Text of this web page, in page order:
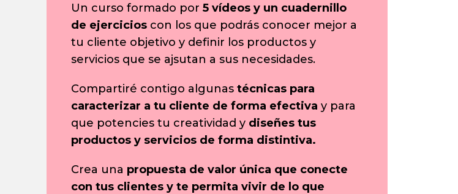
Un curso formado por 5 vídeos y un cuadernillo
de ejercicios con los que podrás conocer mejor a
tu cliente objetivo y definir los productos y
servicios que se ajsutan a sus necesidades.
Compartiré contigo algunas técnicas para
caracterizar a tu cliente de forma efectiva y para
que potencies tu creatividad y diseñes tus
productos y servicios de forma distintiva.
Crea una propuesta de valor única que conecte
con tus clientes y te permita vivir de lo que